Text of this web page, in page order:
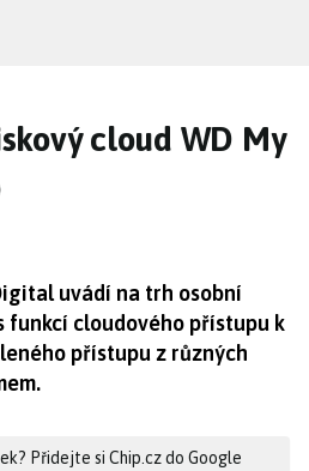
cloud WD My
uvádí na trh osobní
funkcí cloudového přístupu k
přístupu z různých
Přidejte si Chip.cz do Google